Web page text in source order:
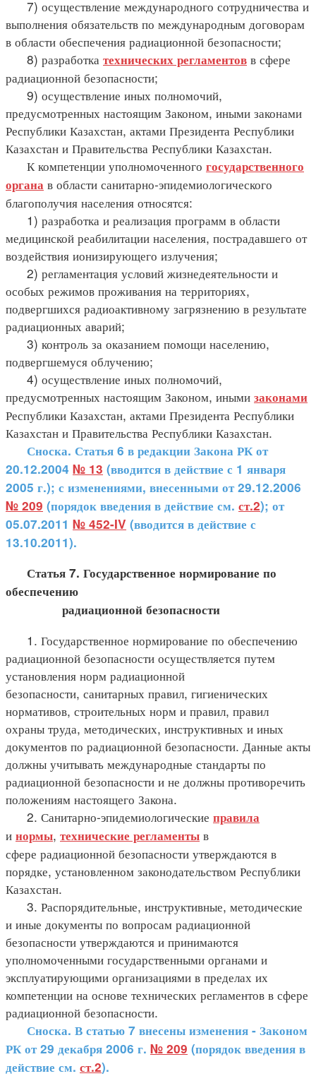
7) осуществление международного сотрудничества и
выполнения обязательств по международным договорам
в области обеспечения радиационной безопасности;
8) разработка технических регламентов в сфере
радиационной безопасности;
9) осуществление иных полномочий,
предусмотренных настоящим Законом, иными законами
Республики Казахстан, актами Президента Республики
Казахстан и Правительства Республики Казахстан.
К компетенции уполномоченного государственного
органа в области санитарно-эпидемиологического
благополучия населения относятся:
1) разработка и реализация программ в области
медицинской реабилитации населения, пострадавшего от
воздействия ионизирующего излучения;
2) регламентация условий жизнедеятельности и
особых режимов проживания на территориях,
подвергшихся радиоактивному загрязнению в результате
радиационных аварий;
3) контроль за оказанием помощи населению,
подвергшемуся облучению;
4) осуществление иных полномочий,
предусмотренных настоящим Законом, иными законами
Республики Казахстан, актами Президента Республики
Казахстан и Правительства Республики Казахстан.
Сноска. Статья 6 в редакции Закона РК от
20.12.2004 № 13 (вводится в действие с 1 января
2005 г.); с изменениями, внесенными от 29.12.2006
№ 209 (порядок введения в действие см. ст.2); от
05.07.2011 № 452-IV (вводится в действие с
13.10.2011).
Статья 7. Государственное нормирование по
обеспечению
радиационной безопасности
1. Государственное нормирование по обеспечению
радиационной безопасности осуществляется путем
установления норм радиационной
безопасности, санитарных правил, гигиенических
нормативов, строительных норм и правил, правил
охраны труда, методических, инструктивных и иных
документов по радиационной безопасности. Данные акты
должны учитывать международные стандарты по
радиационной безопасности и не должны противоречить
положениям настоящего Закона.
2. Санитарно-эпидемиологические правила
и нормы, технические регламенты в
сфере радиационной безопасности утверждаются в
порядке, установленном законодательством Республики
Казахстан.
3. Распорядительные, инструктивные, методические
и иные документы по вопросам радиационной
безопасности утверждаются и принимаются
уполномоченными государственными органами и
эксплуатирующими организациями в пределах их
компетенции на основе технических регламентов в сфере
радиационной безопасности.
Сноска. В статью 7 внесены изменения - Законом
РК от 29 декабря 2006 г. № 209 (порядок введения в
действие см. ст.2).